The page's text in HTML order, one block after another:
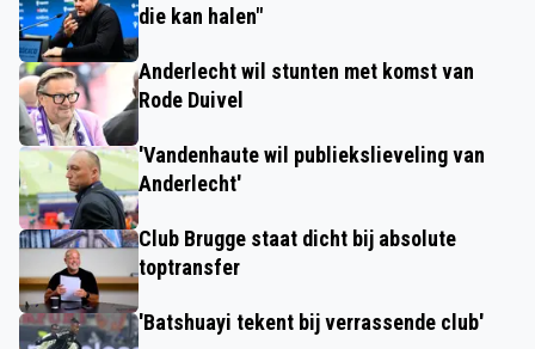
die kan halen"
Anderlecht wil stunten met komst van
Rode Duivel
'Vandenhaute wil publiekslieveling van
Anderlecht'
Club Brugge staat dicht bij absolute
toptransfer
'Batshuayi tekent bij verrassende club'